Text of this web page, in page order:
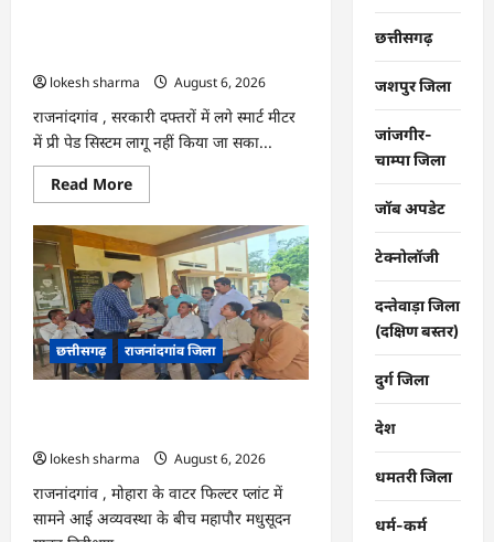
lokesh sharma
August 6, 2026
राजनांदगांव , सरकारी दफ्तरों में लगे स्मार्ट मीटर
में प्री पेड सिस्टम लागू नहीं किया जा सका...
Read MoreRead
more
राजनांदगांव
:
107
करोड़
बकाया,
प्री-
पेड
व्यवस्था
में
3
माह
कंपनी…
छत्तीसगढ़ राजनांदगांव जिला
lokesh sharma
August 6, 2026
राजनांदगांव , मोहारा के वाटर फिल्टर प्लांट में
सामने आई अव्यवस्था के बीच महापौर मधुसूदन
छत्तीसगढ़
जशपुर जिला
जांजगीर-
चाम्पा जिला
जॉब अपडेट
टेक्नोलॉजी
दन्तेवाड़ा जिला
(दक्षिण बस्तर)
दुर्ग जिला
देश
धमतरी जिला
धर्म-कर्म